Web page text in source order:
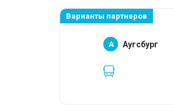
Варианты партнеров
A Аугсбург